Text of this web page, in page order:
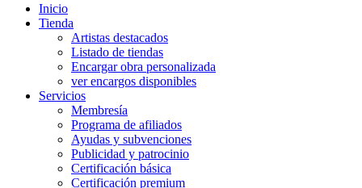
Inicio
Tienda
Artistas destacados
Listado de tiendas
Encargar obra personalizada
ver encargos disponibles
Servicios
Membresía
Programa de afiliados
Ayudas y subvenciones
Publicidad y patrocinio
Certificación básica
Certificación premium